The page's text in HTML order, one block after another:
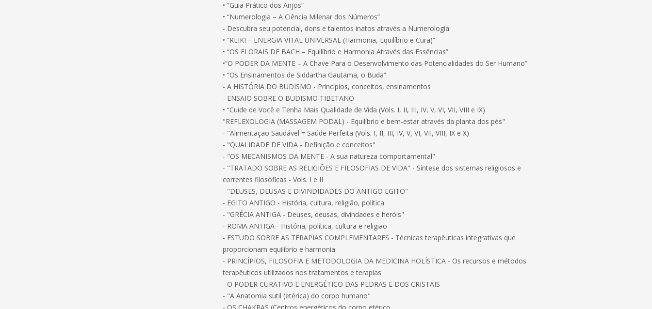
• “Guia Prático dos Anjos”
• “Numerologia – A Ciência Milenar dos Números”
- Descubra seu potencial, dons e talentos inatos através a Numerologia
• “REIKI – ENERGIA VITAL UNIVERSAL (Harmonia, Equilíbrio e Cura)”
• “OS FLORAIS DE BACH – Equilíbrio e Harmonia Através das Essências”
•“O PODER DA MENTE – A Chave Para o Desenvolvimento das Potencialidades do Ser Humano”
• “Os Ensinamentos de Siddartha Gautama, o Buda”
- A HISTÓRIA DO BUDISMO - Princípios, conceitos, ensinamentos
- ENSAIO SOBRE O BUDISMO TIBETANO
• “Cuide de Você e Tenha Mais Qualidade de Vida (Vols. I, II, III, IV, V, VI, VII, VIII e IX)
"REFLEXOLOGIA (MASSAGEM PODAL) - Equilíbrio e bem-estar através da planta dos pés"
- "Alimentação Saudável = Saúde Perfeita (Vols. I, II, III, IV, V, VI, VII, VIII, IX e X)
- "QUALIDADE DE VIDA - Definição e conceitos"
- "OS MECANISMOS DA MENTE - A sua natureza comportamental"
- "TRATADO SOBRE AS RELIGIÕES E FILOSOFIAS DE VIDA" - Síntese dos sistemas religiosos e
correntes filosóficas - Vols. I e II
- "DEUSES, DEUSAS E DIVINDIDADES DO ANTIGO EGITO"
- EGITO ANTIGO - História, cultura, religião, política
- "GRÉCIA ANTIGA - Deuses, deusas, divindades e heróis"
- ROMA ANTIGA - História, política, cultura e religião
- ESTUDO SOBRE AS TERAPIAS COMPLEMENTARES - Técnicas terapêuticas integrativas que
proporcionam equilíbrio e harmonia
- PRINCÍPIOS, FILOSOFIA E METODOLOGIA DA MEDICINA HOLÍSTICA - Os recursos e métodos
terapêuticos utilizados nos tratamentos e terapias
- O PODER CURATIVO E ENERGÉTICO DAS PEDRAS E DOS CRISTAIS
- "A Anatomia sutil (etérica) do corpo humano"